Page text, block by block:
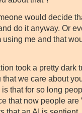
would decide
do it anyway. Or
me and that
took a pretty dark
we care about
that for so long
that now people